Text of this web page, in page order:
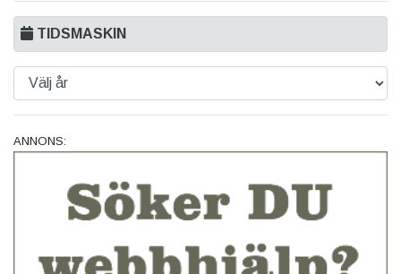
TIDSMASKIN
ANNONS: